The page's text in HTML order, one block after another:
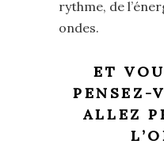
rythme, de
ondes.
ET
PENSEZ-
ALLEZ